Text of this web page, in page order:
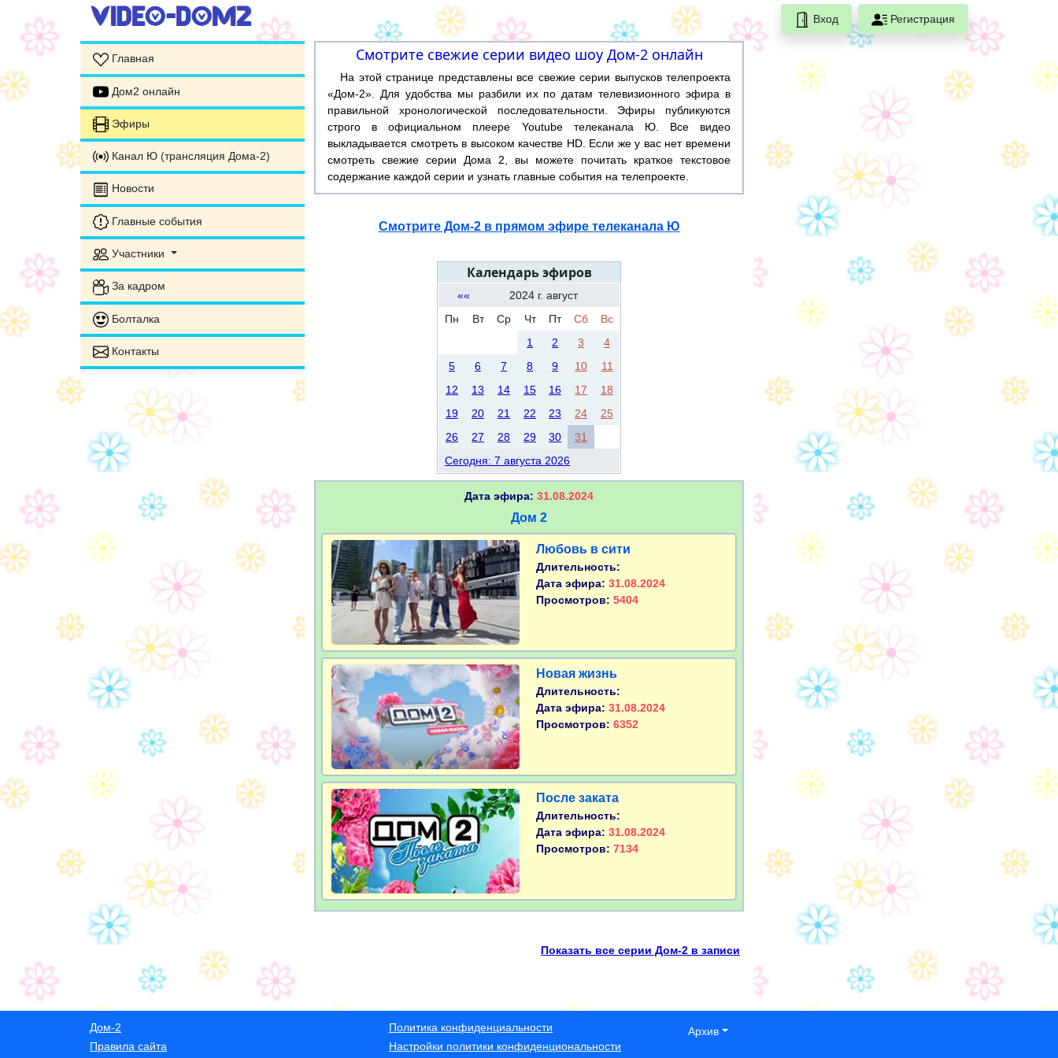
Вход Регистрация
Главная
Дом2 онлайн
Эфиры
Канал Ю (трансляция Дома-2)
Новости
Главные события
Участники
За кадром
Болталка
Контакты
Смотрите свежие серии видео шоу Дом-2 онлайн
На этой странице представлены все свежие серии выпусков телепроекта
«Дом-2». Для удобства мы разбили их по датам телевизионного эфира в
правильной хронологической последовательности. Эфиры публикуются
строго в официальном плеере Youtube телеканала Ю. Все видео
выкладывается смотреть в высоком качестве HD. Если же у вас нет времени
смотреть свежие серии Дома 2, вы можете почитать краткое текстовое
содержание каждой серии и узнать главные события на телепроекте.
Смотрите Дом-2 в прямом эфире телеканала Ю
Календарь эфиров
««
2024 г. август
Пн
Вт Ср Чт Пт Сб
Вс
1
2 3
4
5
6 7 8 9 10
11
12
13 14 15 16 17
18
19
20 21 22 23 24
25
26
27 28 29 30
31
Сегодня: 7 августа 2026
Дата эфира: 31.08.2024
Дом 2
Любовь в сити
Длительность:
Дата эфира: 31.08.2024
Просмотров: 5404
Новая жизнь
Длительность:
Дата эфира: 31.08.2024
Просмотров: 6352
После заката
Длительность:
Дата эфира: 31.08.2024
Просмотров: 7134
Показать все серии Дом-2 в записи
Дом-2
Правила сайта
Политика конфиденциальности
Настройки политики конфиденциональности
Архив